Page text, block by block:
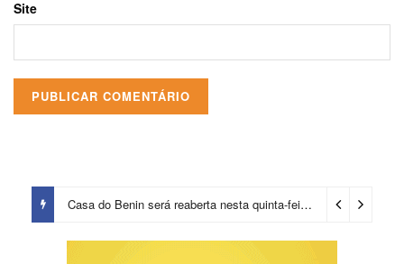
Site
Casa do Benin será reaberta nesta quinta-feira (6) 1 dia ago